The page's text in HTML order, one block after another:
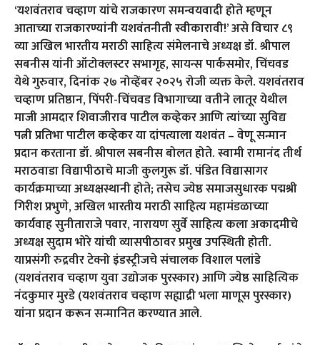
‘यशवंतराव चव्हाण यांचे राजकारण समन्वयवादी होते म्हणून
आताच्या राजकारण्यांनी यशवंतनीती स्वीकारावी!’ असे विचार ८९
व्या अखिल भारतीय मराठी साहित्य संमेलनाचे अध्यक्ष डॉ. श्रीपाल
सबनीस यांनी ऑटोक्लस्टर सभागृह, सायन्स पार्कसमोर, चिंचवड
येथे गुरुवार, दिनांक २७ नोव्हेंबर २०२५ रोजी व्यक्त केले. यशवंतराव
चव्हाण प्रतिष्ठान, पिंपरी-चिंचवड विभागाच्या वतीने लातूर येथील
माजी आमदार शिवाजीराव पाटील कव्हेकर आणि त्यांच्या सुविद्य
पत्नी प्रतिभा पाटील कव्हेकर या दांपत्याला यशवंत – वेणू सन्मान
प्रदान करताना डॉ. श्रीपाल सबनीस बोलत होते. स्वामी रामानंद तीर्थ
मराठवाडा विद्यापीठाचे माजी कुलगुरू डॉ. पंडित विद्यासागर
कार्यक्रमाच्या अध्यक्षस्थानी होते; तसेच ज्येष्ठ समाजसुधारक पद्मश्री
गिरीश प्रभुणे, अखिल भारतीय मराठी साहित्य महामंडळाच्या
कार्यवाह सुनीताराजे पवार, नारायण सुर्वे साहित्य कला अकादमीचे
अध्यक्ष सुदाम भोरे यांची व्यासपीठावर प्रमुख उपस्थिती होती.
याप्रसंगी रुद्रवीर टेक्नो इंडस्ट्रीजचे संचालक विशाल पलांडे
(यशवंतराव चव्हाण युवा उद्योजक पुरस्कार) आणि ज्येष्ठ साहित्यिक
नंदकुमार मुरडे (यशवंतराव चव्हाण सह्याद्री भला माणूस पुरस्कार)
यांना प्रदान करून सन्मानित करण्यात आले.